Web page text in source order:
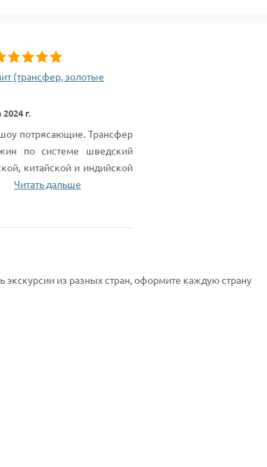
(трансфер, золотые
г.
потрясающие. Трансфер
по системе шведский
китайской и индийской
Читать дальше
экскурсии из разных стран, оформите каждую страну